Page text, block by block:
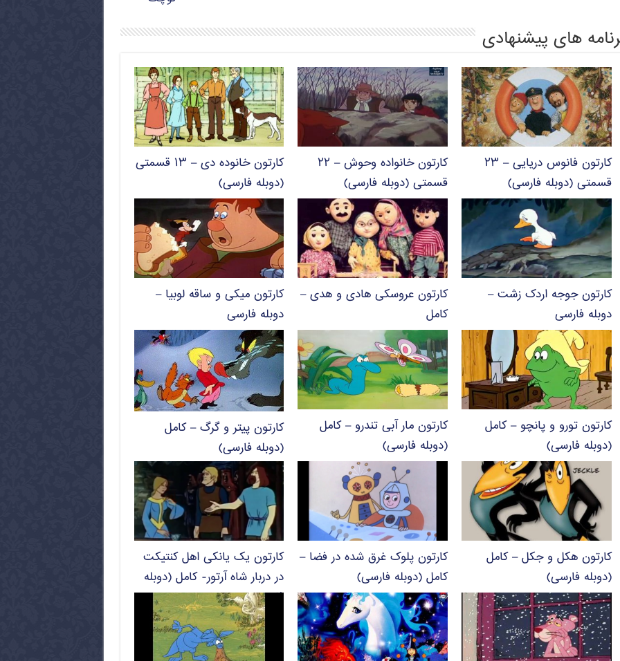
های پیشنهادی
کارتون فانوس دریایی – ۲۳
قسمتی (دوبله فارسی)
کارتون خانواده وحوش – ۲۲
قسمتی (دوبله فارسی)
کارتون خانوده دی – ۱۳ قسمتی
(دوبله فارسی)
کارتون جوجه اردک زشت –
دوبله فارسی
کارتون عروسکی هادی و هدی –
کامل
کارتون میکی و ساقه لوبیا –
دوبله فارسی
کارتون تورو و پانچو – کامل
(دوبله فارسی)
کارتون مار آبی تندرو – کامل
(دوبله فارسی)
کارتون پیتر و گرگ – کامل
(دوبله فارسی)
کارتون هکل و جکل – کامل
(دوبله فارسی)
کارتون پلوک غرق شده در فضا –
کامل (دوبله فارسی)
کارتون یک یانکی اهل کنتیکت
در دربار شاه آرتور- کامل (دوبله
فارسی)